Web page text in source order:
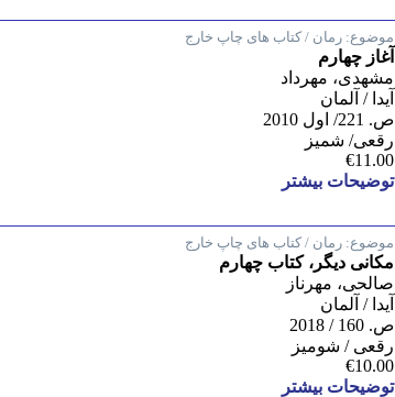
موضوع: رمان / کتاب های چاپ خارج
آغاز چهارم
مشهدی، مهرداد
آیدا / آلمان
ص. 221/ اول 2010
رقعی/ شمیز
€11.00
توضیحات بیشتر
موضوع: رمان / کتاب های چاپ خارج
مکانی دیگر، کتاب چهارم
صالحی، مهرناز
آیدا / آلمان
ص. 160 / 2018
رقعی / شومیز
€10.00
توضیحات بیشتر